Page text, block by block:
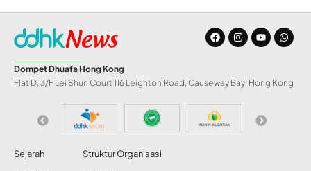
Dompet Dhuafa Hong Kong
Flat D, 3/F Lei Shun Court 116 Leighton Road, Causeway Bay, Hong Kong
Sejarah
Struktur Organisasi